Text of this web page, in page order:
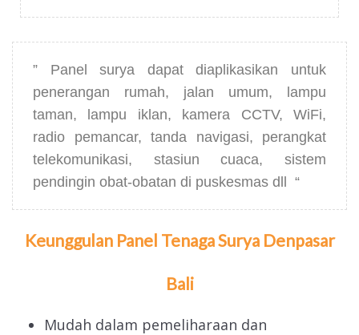
” Panel surya dapat diaplikasikan untuk
penerangan rumah, jalan umum, lampu
taman, lampu iklan, kamera CCTV, WiFi,
radio pemancar, tanda navigasi, perangkat
telekomunikasi, stasiun cuaca, sistem
pendingin obat-obatan di puskesmas dll “
Keunggulan Panel Tenaga Surya Denpasar
Bali
Mudah dalam pemeliharaan dan